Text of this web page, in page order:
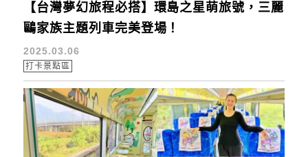
【台灣夢幻旅程必搭】環島之星萌旅號，三麗
鷗家族主題列車完美登場！
2025.03.06
打卡景點區